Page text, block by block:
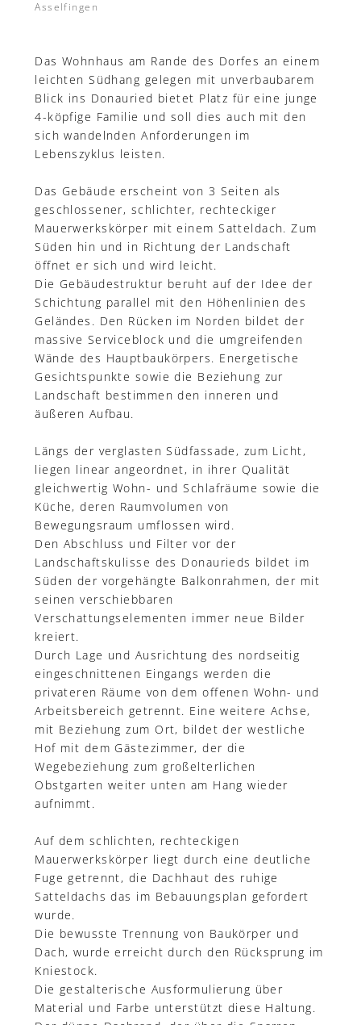
Asselfingen
Das Wohnhaus am Rande des Dorfes an einem
leichten Südhang gelegen mit unverbaubarem
Blick ins Donauried bietet Platz für eine junge
4-köpfige Familie und soll dies auch mit den
sich wandelnden Anforderungen im
Lebenszyklus leisten.
Das Gebäude erscheint von 3 Seiten als
geschlossener, schlichter, rechteckiger
Mauerwerkskörper mit einem Satteldach. Zum
Süden hin und in Richtung der Landschaft
öffnet er sich und wird leicht.
Die Gebäudestruktur beruht auf der Idee der
Schichtung parallel mit den Höhenlinien des
Geländes. Den Rücken im Norden bildet der
massive Serviceblock und die umgreifenden
Wände des Hauptbaukörpers. Energetische
Gesichtspunkte sowie die Beziehung zur
Landschaft bestimmen den inneren und
äußeren Aufbau.
Längs der verglasten Südfassade, zum Licht,
liegen linear angeordnet, in ihrer Qualität
gleichwertig Wohn- und Schlafräume sowie die
Küche, deren Raumvolumen von
Bewegungsraum umflossen wird.
Den Abschluss und Filter vor der
Landschaftskulisse des Donaurieds bildet im
Süden der vorgehängte Balkonrahmen, der mit
seinen verschiebbaren
Verschattungselementen immer neue Bilder
kreiert.
Durch Lage und Ausrichtung des nordseitig
eingeschnittenen Eingangs werden die
privateren Räume von dem offenen Wohn- und
Arbeitsbereich getrennt. Eine weitere Achse,
mit Beziehung zum Ort, bildet der westliche
Hof mit dem Gästezimmer, der die
Wegebeziehung zum großelterlichen
Obstgarten weiter unten am Hang wieder
aufnimmt.
Auf dem schlichten, rechteckigen
Mauerwerkskörper liegt durch eine deutliche
Fuge getrennt, die Dachhaut des ruhige
Satteldachs das im Bebauungsplan gefordert
wurde.
Die bewusste Trennung von Baukörper und
Dach, wurde erreicht durch den Rücksprung im
Kniestock.
Die gestalterische Ausformulierung über
Material und Farbe unterstützt diese Haltung.